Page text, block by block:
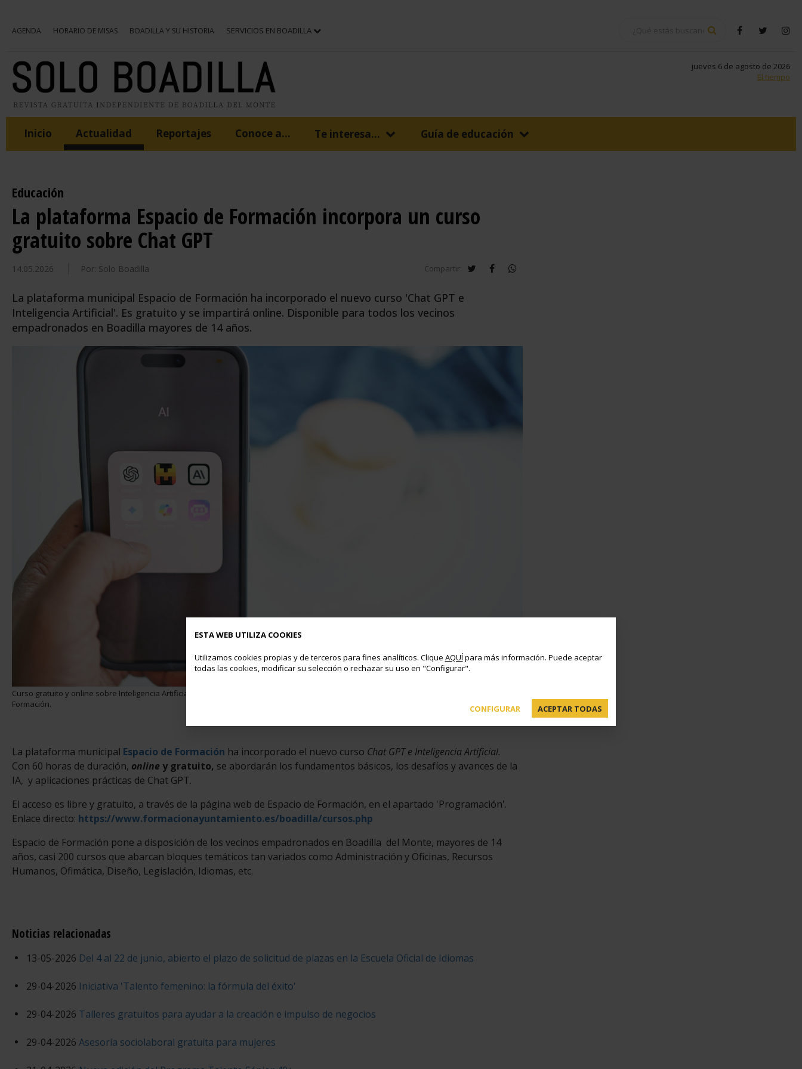
AGENDA HORARIO DE MISAS BOADILLA Y SU HISTORIA SERVICIOS EN BOADILLA BUSCARfacebooktwitter
jueves 6 de agosto de 2026
El tiempo
Inicio Actualidad Reportajes Conoce a... Te interesa... Guía de educación
Educación
La plataforma Espacio de Formación incorpora un curso
gratuito sobre Chat GPT
14.05.2026 Por: Solo Boadilla Compartir: twitterfacebookwhatsapp
La plataforma municipal Espacio de Formación ha incorporado el nuevo curso 'Chat GPT e
Inteligencia Artificial'. Es gratuito y se impartirá online. Disponible para todos los vecinos
empadronados en Boadilla mayores de 14 años.
Curso gratuito y online sobre Inteligencia Artificial para empadronados en Boadilla del Monte en la plataforma municipal Espacio de
Formación.
La plataforma municipal Espacio de Formación ha incorporado el nuevo curso Chat GPT e Inteligencia Artificial.
Con 60 horas de duración, online y gratuito, se abordarán los fundamentos básicos, los desafíos y avances de la
IA, y aplicaciones prácticas de Chat GPT.
El acceso es libre y gratuito, a través de la página web de Espacio de Formación, en el apartado 'Programación'.
Enlace directo: https://www.formacionayuntamiento.es/boadilla/cursos.php
Espacio de Formación pone a disposición de los vecinos empadronados en Boadilla del Monte, mayores de 14
años, casi 200 cursos que abarcan bloques temáticos tan variados como Administración y Oficinas, Recursos
Humanos, Ofimática, Diseño, Legislación, Idiomas, etc.
Noticias relacionadas
13-05-2026 Del 4 al 22 de junio, abierto el plazo de solicitud de plazas en la Escuela Oficial de Idiomas
29-04-2026 Iniciativa 'Talento femenino: la fórmula del éxito'
29-04-2026 Talleres gratuitos para ayudar a la creación e impulso de negocios
29-04-2026 Asesoría sociolaboral gratuita para mujeres
ESTA WEB UTILIZA COOKIES
Utilizamos cookies propias y de terceros para fines analíticos. Clique AQUÍpara más información. Puede aceptar
todas las cookies, modificar su selección o rechazar su uso en "Configurar".
CONFIGURAR ACEPTAR TODAS